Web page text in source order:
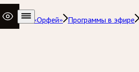
музыки «Орфей»
Программы в эфире